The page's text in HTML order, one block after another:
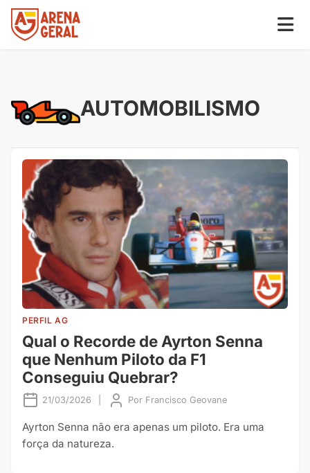
AUTOMOBILISMO
PERFIL AG
Qual o Recorde de Ayrton Senna
que Nenhum Piloto da F1
Conseguiu Quebrar?
21/03/2026 Por Francisco Geovane
Ayrton Senna não era apenas um piloto. Era uma
força da natureza.